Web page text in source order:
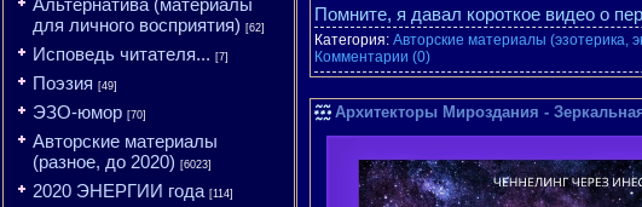
Альтернатива (материалы
для личного восприятия) [62]
Исповедь читателя... [7]
Поэзия [49]
ЭЗО-юмор [70]
Авторские материалы
(разное, до 2020) [6023]
2020 ЭНЕРГИИ года [114]
Помните, я давал короткое видео о
Категория: Авторские материалы (эзотерика,
Комментарии (0)
Архитекторы Мироздания -